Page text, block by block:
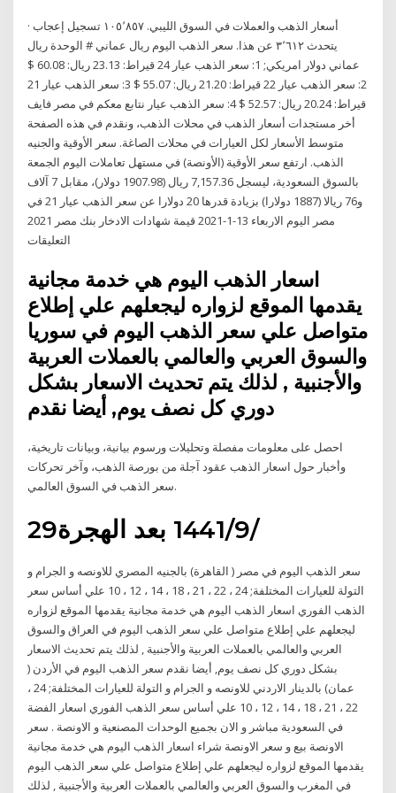
‏أسعار الذهب والعملات في السوق الليبي‏. ‏‏١٠٥٬٨٥٧‏ تسجيل إعجاب ·
يتحدث ‏٣٬٦١٢‏ عن هذا‏. سعر الذهب اليوم ريال عماني # الوحدة ريال
عماني دولار امريكي; 1: سعر الذهب عيار 24 قيراط: 23.13 ريال: 60.08 $
2: سعر الذهب عيار 22 قيراط: 21.20 ريال: 55.07 $ 3: سعر الذهب عيار 21
قيراط: 20.24 ريال: 52.57 $ 4: سعر الذهب عيار نتابع معكم في مصر فايف
أخر مستجدات أسعار الذهب في محلات الذهب، ونقدم في هذه الصفحة
متوسط الأسعار لكل العيارات في محلات الصاغة. سعر الأوقية والجنيه
الذهب. ارتفع سعر الأوقية (الأونصة) في مستهل تعاملات اليوم الجمعة
بالسوق السعودية، ليسجل 7,157.36 ريال (1907.98 دولار)، مقابل 7 آلاف
و76 ريالا (1887 دولارا) بزيادة قدرها 20 دولارا عن سعر الذهب عيار 21 في
مصر اليوم الاربعاء 13-1-2021 قيمة شهادات الادخار بنك مصر 2021
التعليقات
اسعار الذهب اليوم هي خدمة مجانية
يقدمها الموقع لزواره ليجعلهم علي إطلاع
متواصل علي سعر الذهب اليوم في سوريا
والسوق العربي والعالمي بالعملات العربية
والأجنبية , لذلك يتم تحديث الاسعار بشكل
دوري كل نصف يوم, أيضا نقدم
احصل على معلومات مفصلة وتحليلات ورسوم بيانية، وبيانات تاريخية،
وأخبار حول اسعار الذهب عقود آجلة من بورصة الذهب، وآخر تحركات
سعر الذهب في السوق العالمي.
29‏‏/9‏‏/1441 بعد الهجرة
سعر الذهب اليوم في مصر ( القاهرة) بالجنيه المصري للاونصه و الجرام و
التولة للعيارات المختلفة; 24 ، 22 ، 21 ، 18 ، 14 ، 12 ، 10 علي أساس سعر
الذهب الفوري اسعار الذهب اليوم هي خدمة مجانية يقدمها الموقع لزواره
ليجعلهم علي إطلاع متواصل علي سعر الذهب اليوم في العراق والسوق
العربي والعالمي بالعملات العربية والأجنبية , لذلك يتم تحديث الاسعار
بشكل دوري كل نصف يوم, أيضا نقدم سعر الذهب اليوم في الأردن (
عمان) بالدينار الاردني للاونصه و الجرام و التولة للعيارات المختلفة; 24 ،
22 ، 21 ، 18 ، 14 ، 12 ، 10 علي أساس سعر الذهب الفوري اسعار الفضة
في السعودية مباشر و الان بجميع الوحدات المصنعية و الاونصة . سعر
الاونصة بيع و سعر الاونصة شراء اسعار الذهب اليوم هي خدمة مجانية
يقدمها الموقع لزواره ليجعلهم علي إطلاع متواصل علي سعر الذهب اليوم
في المغرب والسوق العربي والعالمي بالعملات العربية والأجنبية , لذلك